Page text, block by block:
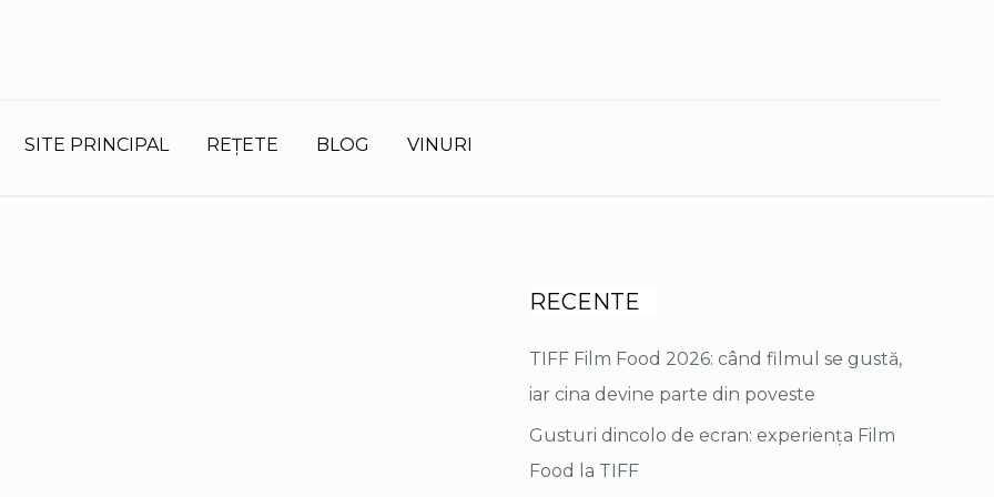
SITE PRINCIPAL REȚETE BLOG VINURI
RECENTE
TIFF Film Food 2026: când filmul se gustă,
iar cina devine parte din poveste
Gusturi dincolo de ecran: experiența Film
Food la TIFF